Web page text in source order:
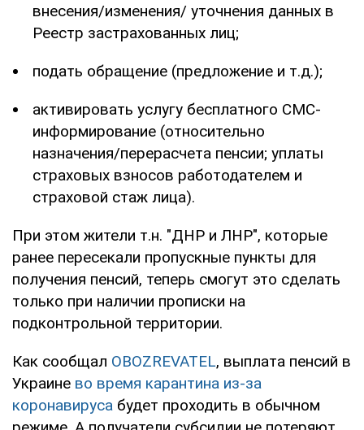
внесения/изменения/ уточнения данных в
Реестр застрахованных лиц;
подать обращение (предложение и т.д.);
активировать услугу бесплатного СМС-
информирование (относительно
назначения/перерасчета пенсии; уплаты
страховых взносов работодателем и
страховой стаж лица).
При этом жители т.н. "ДНР и ЛНР", которые
ранее пересекали пропускные пункты для
получения пенсий, теперь смогут это сделать
только при наличии прописки на
подконтрольной территории.
Как сообщал OBOZREVATEL, выплата пенсий в
Украине во время карантина из-за
коронавируса будет проходить в обычном